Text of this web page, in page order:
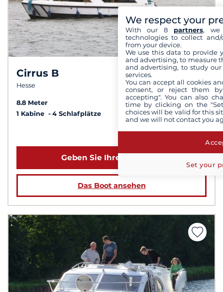
Cirrus B
Hesse
10
8.8 Meter
1 Kabine
4 Schlafplätze
ab 1 139 €
Geben Sie Ihre Daten ein
Das Boot ansehen
We respect your
With our 8 partners, we
technologies to collect
from your device.
We use this data to provide
and advertising, to measure
and advertising, to study
services.
You can accept all cookies
consent, or reject them
accepting". You can also
time by clicking on the
choices will be valid for this
and we will not contact you
Set your